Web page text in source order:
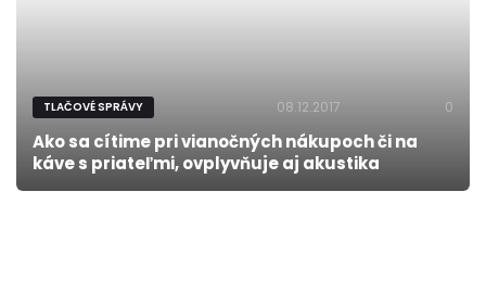
TLAČOVÉ SPRÁVY 08.12.2017 0
Ako sa cítime pri vianočných nákupoch či na
káve s priateľmi, ovplyvňuje aj akustika